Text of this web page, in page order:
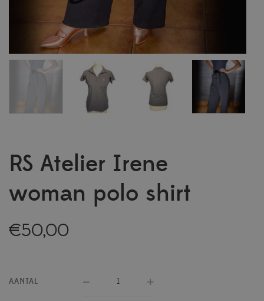
RS Atelier Irene
woman polo shirt
€50,00
AANTAL